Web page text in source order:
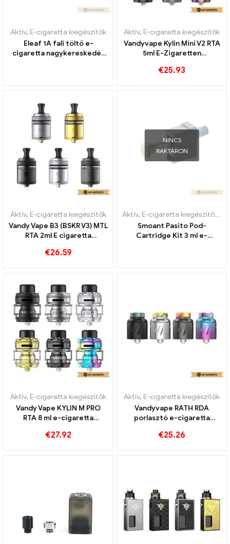
Aktív, E-cigaretta kiegészítők
Eleaf 1A fali töltő e-
cigaretta nagykereskedés
Aktív, E-cigaretta kiegészítők
Vandyvape Kylin Mini V2 RTA
5ml E-Zigaretten
€25.93
Aktív, E-cigaretta kiegészítők
Vandy Vape B3 (BSKR V3) MTL
RTA 2ml E cigaretta
€26.59
NINCS
RAKTÁRON
Aktív, E-cigaretta kiegészítők ,
Smoant Pasito Pod-
Cartridge Kit 3 ml e-
Aktív, E-cigaretta kiegészítők
Vandy Vape KYLIN M PRO
RTA 8 ml e-cigaretta
€27.92
Aktív, E-cigaretta kiegészítők
Vandyvape RATH RDA
porlasztó e-cigaretta
€25.26